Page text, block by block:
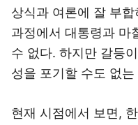
상식과 여론에 잘 부
과정에서 대통령과 마
수 없다. 하지만 갈등
성을 포기할 수도 없는
현재 시점에서 보면,